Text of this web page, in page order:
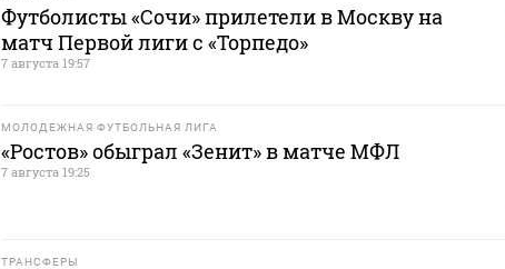
Футболисты «Сочи» прилетели в Москву на
матч Первой лиги с «Торпедо»
7 августа 19:57
МОЛОДЕЖНАЯ ФУТБОЛЬНАЯ ЛИГА
«Ростов» обыграл «Зенит» в матче МФЛ
7 августа 19:25
ТРАНСФЕРЫ